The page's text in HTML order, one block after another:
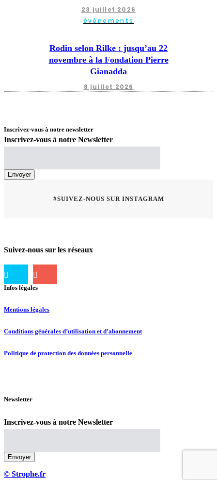
23 juillet 2026
évènements
Rodin selon Rilke : jusqu’au 22
novembre à la Fondation Pierre
Gianadda
8 juillet 2026
Inscrivez-vous à notre newsletter
Inscrivez-vous à notre Newsletter
#SUIVEZ-NOUS SUR INSTAGRAM
Suivez-nous sur les réseaux
Infos légales
Mentions légales
Conditions générales d’utilisation et d’abonnement
Politique de protection des données personnelle
Newsletter
Inscrivez-vous à notre Newsletter
© Strophe.fr